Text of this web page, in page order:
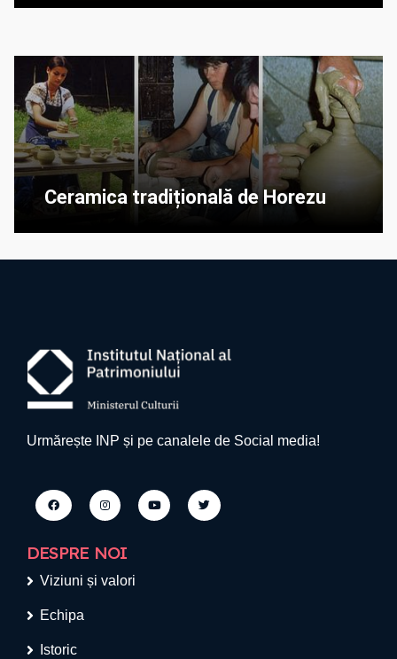
Ceramica tradițională de Horezu
Urmărește INP și pe canalele de Social media!
DESPRE NOI
Viziuni și valori
Echipa
Istoric